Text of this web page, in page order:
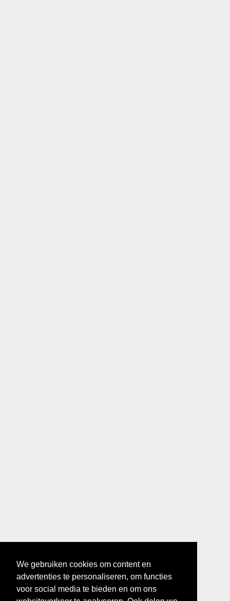
We gebruiken cookies om content en
advertenties te personaliseren, om functies
voor social media te bieden en om ons